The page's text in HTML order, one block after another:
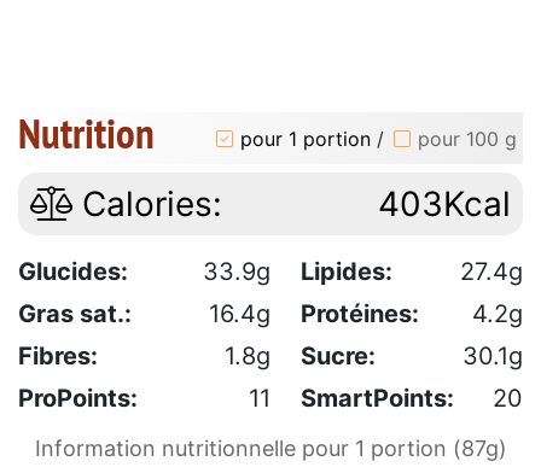
Nutrition pour 1 portion / pour 100 g
Calories: 403Kcal
Glucides: 33.9g Lipides:
27.4g
Gras sat.:
16.4g Protéines:
4.2g
Fibres:
1.8g Sucre:
30.1g
ProPoints:
11 SmartPoints: 20
Information nutritionnelle pour 1 portion (87g)